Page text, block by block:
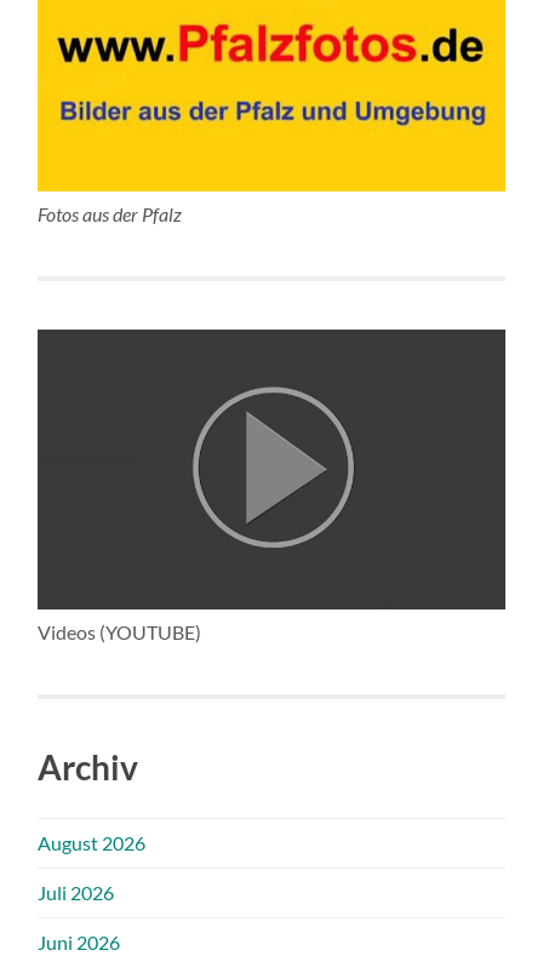
Fotos aus der Pfalz
Videos (YOUTUBE)
Archiv
August 2026
Juli 2026
Juni 2026